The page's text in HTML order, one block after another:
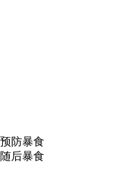
防暴食
后暴食